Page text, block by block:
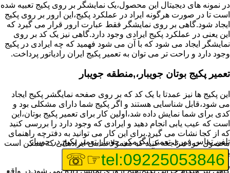
در نمونه های دیجیتال این محصول،یک نمایشگر بر روی پکیج تعبیه شده
است تا در صورت هرگونه ایراد در عملکرد پکیج،این ارور بر روی پکیج
ایجاد شود.گاهی بر روی نمایشگر فقط عبارت ارور قرار می گیرد که
این یعنی در عملکرد پکیج ایرادی وجود دارد.گاهی نیز یک کد بر روی
نمایشگر ایجاد می شود که با آن می شود فهمید که چه ایرادی در پکیج
وجود دارد و راحت تر می توان به تعمیر پکیج ایران رادیاتور پرداخت.
تعمیر پکیج بوتان جویبار،,منطقه جویبار
این پکیج ها نیز عمدتا با یک کد که بر روی صفحه نمایگشر پکیج ایجاد
می شود،قابل شناسایی هستند و اگر پکیج شما دارای مشکلی بود و
کدی برای شما نمایش داده شد،اولین کار برای تعمیر پکیج بوتان،این
است که عیب یابی انجام دهید و ایرادی که وجود دارد را بررسی کنید
که از کجا نشات می گیرد.برای این کار می توانید به دفترچه راهنمای
محصول خود مراجعه کنید که معمولا تمامی ایرادهایی که ممکن است
برای پکیج پیش بیاید در آن قرار گرفته است.
گاهی نیز هنگام خرابی پکیج،هیچ اروری نمایش داده نمی شود.در واقع
تلفن تماس فوریتعمیر آبگرمکن جویبار،تعمیر پکیج در جویبار
tel:09225053846
☞☏